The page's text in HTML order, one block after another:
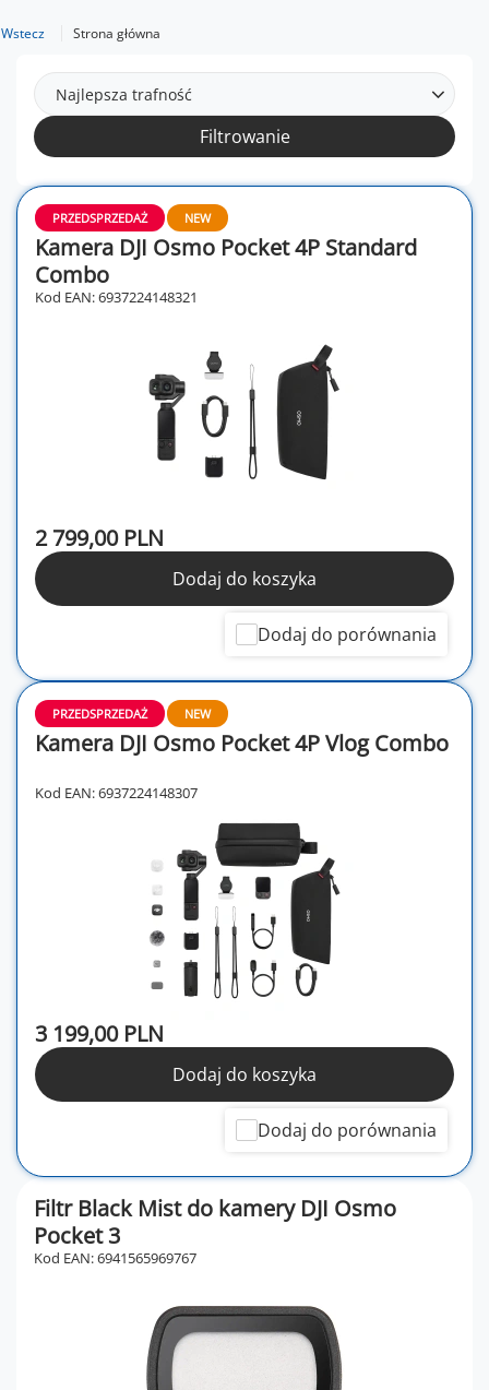
Wstecz Strona główna
Najlepsza trafność
Filtrowanie
Filtr Black Mist do kamery DJI Osmo
Pocket 3
Kod EAN: 6941565969767
PRZEDSPRZEDAŻ NEW
Kamera DJI Osmo Pocket 4P Standard
Combo
Kod EAN: 6937224148321
2 799,00 PLN
Dodaj do koszyka
Dodaj do porównania
PRZEDSPRZEDAŻ NEW
Kamera DJI Osmo Pocket 4P Vlog Combo
Kod EAN: 6937224148307
3 199,00 PLN
Dodaj do koszyka
Dodaj do porównania